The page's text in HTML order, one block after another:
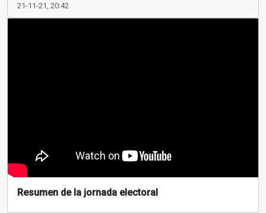
21-11-21, 20:42
Resumen de la jornada electoral